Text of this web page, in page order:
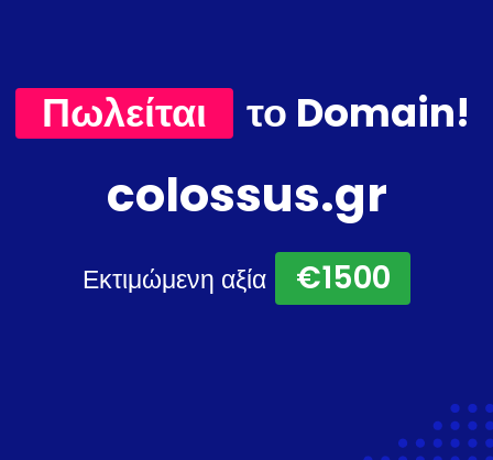
Πωλείται το Domain!
colossus.gr
Εκτιμώμενη αξία €1500